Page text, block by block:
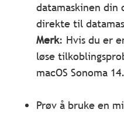
datamaskinen
direkte til
Merk: Hvis du er
løse
macOS Sonoma
Prøv å bruke en